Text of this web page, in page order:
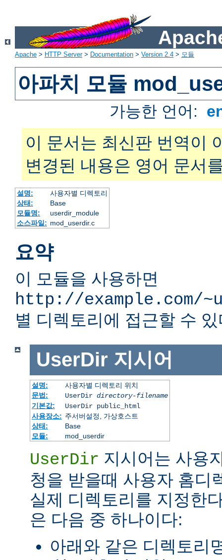
Apache > HTTP Server> Documentation > Version 2.4 > 모듈
아파치 모듈
가능한 언어:
이 문서는 최신판 번역이
변경된 내용은 영어 문서
설명:
사용자별 디렉토리
상태:
Base
모듈명:
userdir_module
소스파일: mod_userdir.c
요약
이 모듈을 사용하면
http://example.com/
별 디렉토리에 접근할 수 있
UserDir 지시어
설명:
사용자별 디렉토리 위치
문법:
UserDir directory-filename
기본값:
UserDir public_html
사용장소: 주서버설정, 가상호스트
상태:
Base
모듈:
mod_userdir
UserDir 지시어는 사용
청을 받을때 사용자 홈디
실제 디렉토리를 지정한
은 다음 중 하나이다:
아래와 같은 디렉토리